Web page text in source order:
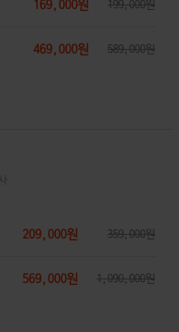
169,000원 199,000원
469,000원 589,000원
209,000원 359,000원
569,000원 1,090,000원